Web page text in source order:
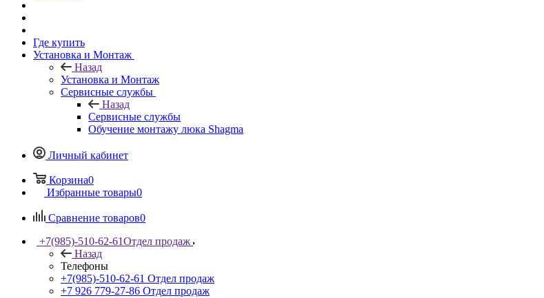
Где купить
Установка и Монтаж
Назад
Установка и Монтаж
Сервисные службы
Назад
Сервисные службы
Обучение монтажу люка Shagma
Личный кабинет
Корзина0
Избранные товары0
Сравнение товаров0
+7(985)-510-62-61Отдел продаж
Назад
Телефоны
+7(985)-510-62-61 Отдел продаж
‪+7 926 779-27-86‬ Отдел продаж